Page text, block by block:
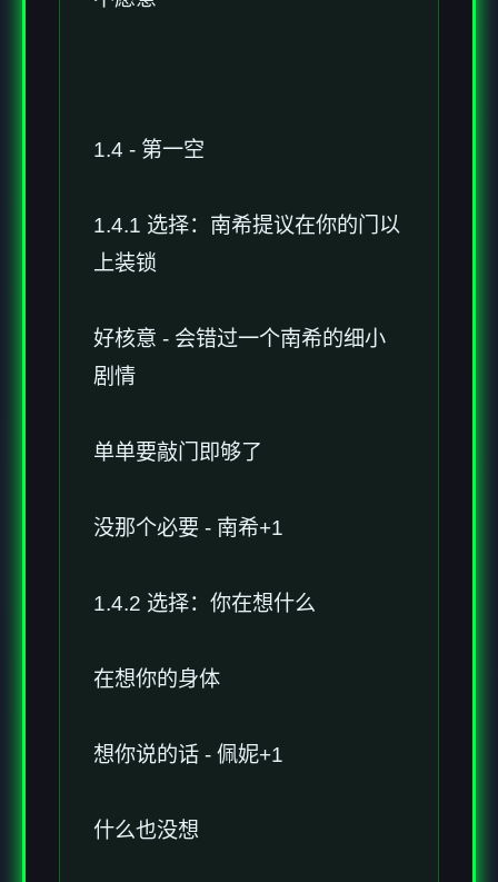
1.4 - 第一空
1.4.1 选择：南希提议在你的门以
上装锁
好核意 - 会错过一个南希的细小
剧情
单单要敲门即够了
没那个必要 - 南希+1
1.4.2 选择：你在想什么
在想你的身体
想你说的话 - 佩妮+1
什么也没想